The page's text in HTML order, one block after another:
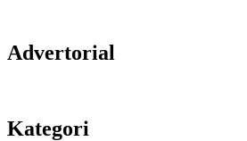
Advertorial
Kategori